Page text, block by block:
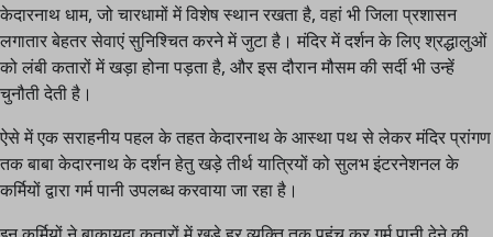
केदारनाथ धाम, जो चारधामों में विशेष स्थान रखता है, वहां भी जिला प्रशासन
लगातार बेहतर सेवाएं सुनिश्चित करने में जुटा है। मंदिर में दर्शन के लिए श्रद्धालुओं
को लंबी कतारों में खड़ा होना पड़ता है, और इस दौरान मौसम की सर्दी भी उन्हें
चुनौती देती है।
ऐसे में एक सराहनीय पहल के तहत केदारनाथ के आस्था पथ से लेकर मंदिर प्रांगण
तक बाबा केदारनाथ के दर्शन हेतु खड़े तीर्थ यात्रियों को सुलभ इंटरनेशनल के
कर्मियों द्वारा गर्म पानी उपलब्ध करवाया जा रहा है।